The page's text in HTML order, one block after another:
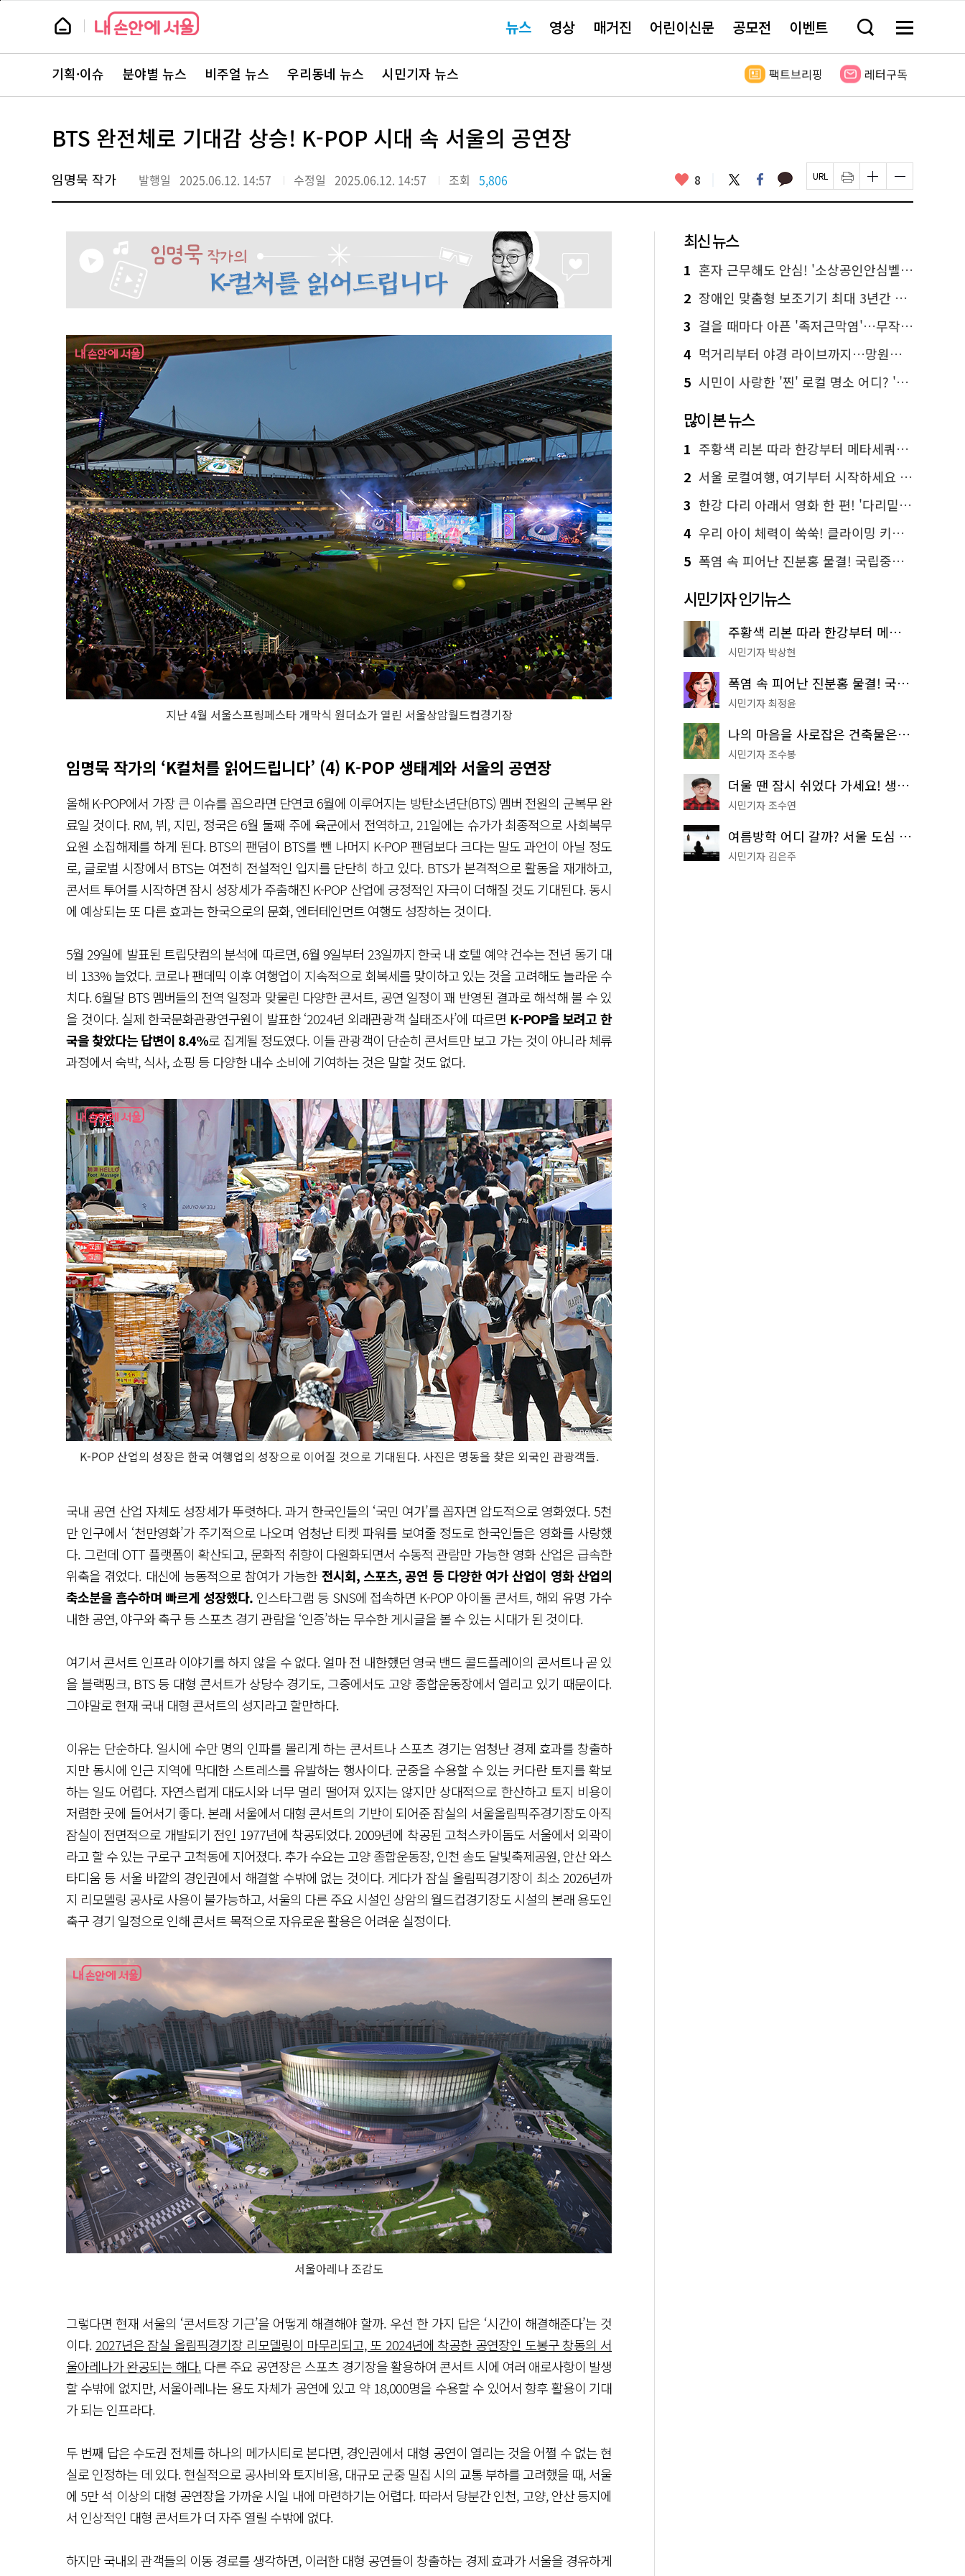
본
뉴
스 요뉴스 영상 매거진 어린이신문 공모전 이벤트 검
창
기
메
전
보
뉴
스
주
서
바
로
기획·이슈 분야별 뉴스 비주얼 뉴스 우리동네 뉴스 시민기자 뉴스 팩트브리핑 레터구독
BTS 완전체로 기대감 상승! K-POP 시대 속 서울의 공연장
임명묵 작가 발행일 2025.06.12. 14:57 수정일 2025.06.12. 14:57 조회 5,806 좋
요
8 트
위
터
페
이
스
카
카 페
이
지
인
쇄
하
글
자
크
하
기
글
자
크
하
기
지난 4월 서울스프링페스타 개막식 원더쇼가 열린 서울상암월드컵경기장
임명묵 작가의 ‘K컬처를 읽어드립니다’ (4) K-POP 생태계와 서울의 공연장
올해 K-POP에서 가장 큰 이슈를 꼽으라면 단연코 6월에 이루어지는 방탄소년단(BTS) 멤버 전원의 군복무 완
료일 것이다. RM, 뷔, 지민, 정국은 6월 둘째 주에 육군에서 전역하고, 21일에는 슈가가 최종적으로 사회복무
요원 소집해제를 하게 된다. BTS의 팬덤이 BTS를 뺀 나머지 K-POP 팬덤보다 크다는 말도 과언이 아닐 정도
로, 글로벌 시장에서 BTS는 여전히 전설적인 입지를 단단히 하고 있다. BTS가 본격적으로 활동을 재개하고,
콘서트 투어를 시작하면 잠시 성장세가 주춤해진 K-POP 산업에 긍정적인 자극이 더해질 것도 기대된다. 동시
에 예상되는 또 다른 효과는 한국으로의 문화, 엔터테인먼트 여행도 성장하는 것이다.
5월 29일에 발표된 트립닷컴의 분석에 따르면, 6월 9일부터 23일까지 한국 내 호텔 예약 건수는 전년 동기 대
비 133% 늘었다. 코로나 팬데믹 이후 여행업이 지속적으로 회복세를 맞이하고 있는 것을 고려해도 놀라운 수
치다. 6월달 BTS 멤버들의 전역 일정과 맞물린 다양한 콘서트, 공연 일정이 꽤 반영된 결과로 해석해 볼 수 있
을 것이다. 실제 한국문화관광연구원이 발표한 ‘2024년 외래관광객 실태조사’에 따르면 K-POP을 보려고 한
국을 찾았다는 답변이 8.4%로 집계될 정도였다. 이들 관광객이 단순히 콘서트만 보고 가는 것이 아니라 체류
과정에서 숙박, 식사, 쇼핑 등 다양한 내수 소비에 기여하는 것은 말할 것도 없다.
K-POP 산업의 성장은 한국 여행업의 성장으로 이어질 것으로 기대된다. 사진은 명동을 찾은 외국인 관광객들.
국내 공연 산업 자체도 성장세가 뚜렷하다. 과거 한국인들의 ‘국민 여가’를 꼽자면 압도적으로 영화였다. 5천
만 인구에서 ‘천만영화’가 주기적으로 나오며 엄청난 티켓 파워를 보여줄 정도로 한국인들은 영화를 사랑했
다. 그런데 OTT 플랫폼이 확산되고, 문화적 취향이 다원화되면서 수동적 관람만 가능한 영화 산업은 급속한
위축을 겪었다. 대신에 능동적으로 참여가 가능한 전시회, 스포츠, 공연 등 다양한 여가 산업이 영화 산업의
축소분을 흡수하며 빠르게 성장했다.인스타그램 등 SNS에 접속하면 K-POP 아이돌 콘서트, 해외 유명 가수
내한 공연, 야구와 축구 등 스포츠 경기 관람을 ‘인증’하는 무수한 게시글을 볼 수 있는 시대가 된 것이다.
여기서 콘서트 인프라 이야기를 하지 않을 수 없다. 얼마 전 내한했던 영국 밴드 콜드플레이의 콘서트나 곧 있
을 블랙핑크, BTS 등 대형 콘서트가 상당수 경기도, 그중에서도 고양 종합운동장에서 열리고 있기 때문이다.
그야말로 현재 국내 대형 콘서트의 성지라고 할만하다.
이유는 단순하다. 일시에 수만 명의 인파를 몰리게 하는 콘서트나 스포츠 경기는 엄청난 경제 효과를 창출하
지만 동시에 인근 지역에 막대한 스트레스를 유발하는 행사이다. 군중을 수용할 수 있는 커다란 토지를 확보
하는 일도 어렵다. 자연스럽게 대도시와 너무 멀리 떨어져 있지는 않지만 상대적으로 한산하고 토지 비용이
저렴한 곳에 들어서기 좋다. 본래 서울에서 대형 콘서트의 기반이 되어준 잠실의 서울올림픽주경기장도 아직
잠실이 전면적으로 개발되기 전인 1977년에 착공되었다. 2009년에 착공된 고척스카이돔도 서울에서 외곽이
라고 할 수 있는 구로구 고척동에 지어졌다. 추가 수요는 고양 종합운동장, 인천 송도 달빛축제공원, 안산 와스
타디움 등 서울 바깥의 경인권에서 해결할 수밖에 없는 것이다. 게다가 잠실 올림픽경기장이 최소 2026년까
지 리모델링 공사로 사용이 불가능하고, 서울의 다른 주요 시설인 상암의 월드컵경기장도 시설의 본래 용도인
축구 경기 일정으로 인해 콘서트 목적으로 자유로운 활용은 어려운 실정이다.
서울아레나 조감도
그렇다면 현재 서울의 ‘콘서트장 기근’을 어떻게 해결해야 할까. 우선 한 가지 답은 ‘시간이 해결해준다’는 것
이다. 2027년은 잠실 올림픽경기장 리모델링이 마무리되고, 또 2024년에 착공한 공연장인 도봉구 창동의 서
울아레나가 완공되는 해다. 다른 주요 공연장은 스포츠 경기장을 활용하여 콘서트 시에 여러 애로사항이 발생
할 수밖에 없지만, 서울아레나는 용도 자체가 공연에 있고 약 18,000명을 수용할 수 있어서 향후 활용이 기대
가 되는 인프라다.
두 번째 답은 수도권 전체를 하나의 메가시티로 본다면, 경인권에서 대형 공연이 열리는 것을 어쩔 수 없는 현
실로 인정하는 데 있다. 현실적으로 공사비와 토지비용, 대규모 군중 밀집 시의 교통 부하를 고려했을 때, 서울
에 5만 석 이상의 대형 공연장을 가까운 시일 내에 마련하기는 어렵다. 따라서 당분간 인천, 고양, 안산 등지에
서 인상적인 대형 콘서트가 더 자주 열릴 수밖에 없다.
하지만 국내외 관객들의 이동 경로를 생각하면, 이러한 대형 공연들이 창출하는 경제 효과가 서울을 경유하게
최신 뉴스
1 혼자 근무해도 안심! '소상공인안심벨' 신청하세요
2 장애인 맞춤형 보조기기 최대 3년간 무상 대여…삶의 질 높인다
3 걸을 때마다 아픈 '족저근막염'…무작정 참지 말고 '이것' 해보세요!
4 먹거리부터 야경 라이브까지…망원한강공원 알짜 코스
5 시민이 사랑한 '찐' 로컬 명소 어디? '서울에디션25' 추천 코스
많이 본 뉴스
1 주황색 리본 따라 한강부터 메타세쿼이아 숲길까지…서울둘레길 15코스
2 서울 로컬여행, 여기부터 시작하세요 '서울에디션25'
3 한강 다리 아래서 영화 한 편! '다리밑 영화관' 무료 상영
4 우리 아이 체력이 쑥쑥! 클라이밍 키즈카페·어린이 체력장
5 폭염 속 피어난 진분홍 물결! 국립중앙박물관 배롱나무 명소
시민기자 인기뉴스
주황색 리본 따라 한강부터 메타세쿼이아 숲길까지…서울둘레길 15코스
시민기자 박상현
폭염 속 피어난 진분홍 물결! 국립중앙박물관 배롱나무 명소
시민기자 최정윤
나의 마음을 사로잡은 건축물은? '서울시 건축상' 수상작 공개!
시민기자 조수봉
더울 땐 잠시 쉬었다 가세요! 생수 냉장고부터 해피소·무더위쉼터까지
시민기자 조수연
여름방학 어디 갈까? 서울 도심 무료 실내 여행 코스 추천
시민기자 김은주
페